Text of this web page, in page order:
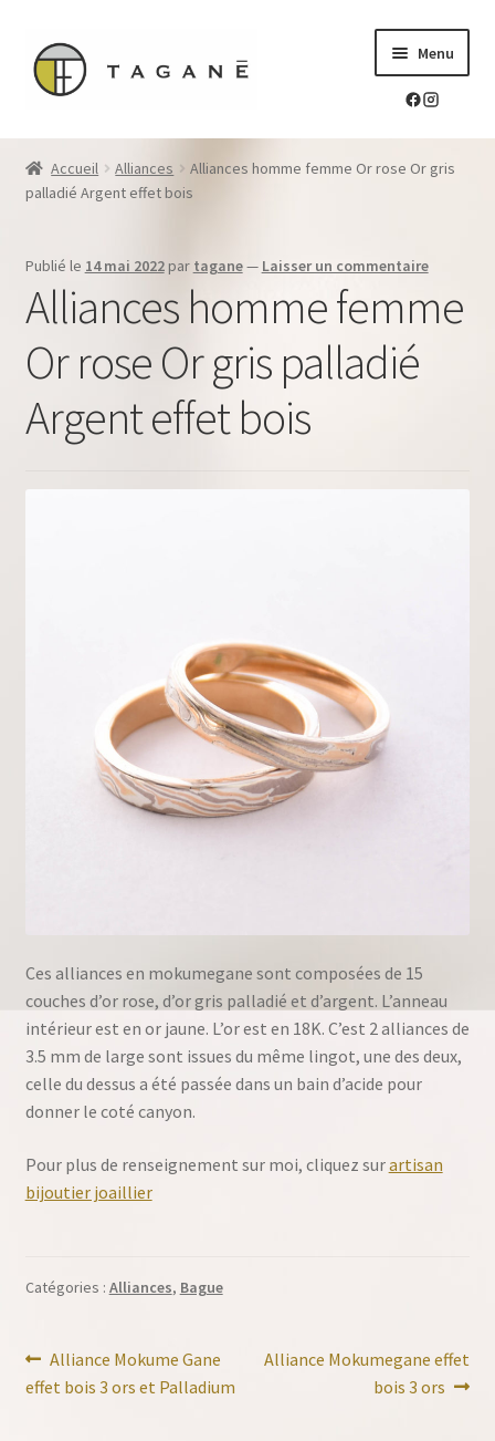
Aller
Aller
au
contenu
Menu
Le sur-mesure en mokume-gane
Mes réalisations
Blog Tagane
menu
Boutique
Ouvrir
Contact
Accueil Alliances
Alliances homme femme Or rose Or gris
palladié Argent effet bois
Publié le 14 mai 2022par tagane— Laisser un commentaire
Alliances homme femme
Or rose Or gris palladié
Argent effet bois
Ces alliances en mokumegane sont composées de 15
couches d’or rose, d’or gris palladié et d’argent. L’anneau
intérieur est en or jaune. L’or est en 18K. C’est 2 alliances de
3.5 mm de large sont issues du même lingot, une des deux,
celle du dessus a été passée dans un bain d’acide pour
donner le coté canyon.
Pour plus de renseignement sur moi, cliquez surartisan
bijoutier joaillier
Catégories : Alliances, Bague
Navigation
de
Article
précédent :
Alliance Mokume Gane
effet bois 3 ors et Palladium
Article
Alliance Mokumegane effet
bois 3 ors